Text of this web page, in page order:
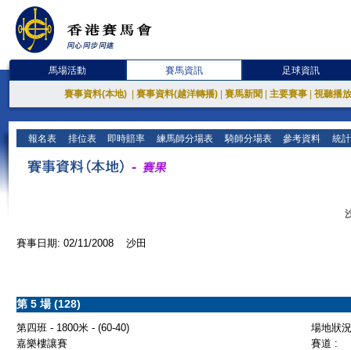
馬場活動 賽馬資訊 足球資訊
賽事資料(本地) 賽事資料(越洋轉播) 賽馬新聞 主要賽事 視聽播
報名表 排位表 即時賠率 練馬師分場表 騎師分場表 參考資料 統
賽事日期: 02/11/2008 沙田
第 5 場 (128)
第四班 - 1800米 - (60-40)
場地狀
嘉樂樓讓賽
賽道 :